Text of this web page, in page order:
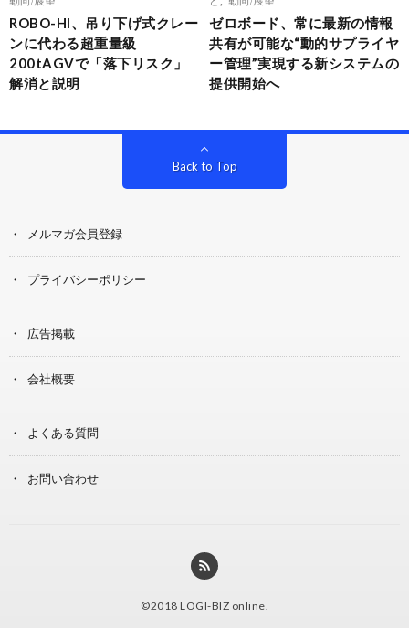
ROBO-HI、吊り下げ式クレー
ンに代わる超重量級
200tAGVで「落下リスク」
解消と説明
ゼロボード、常に最新の情報
共有が可能な“動的サプライヤ
ー管理”実現する新システムの
提供開始へ
Back to Top
メルマガ会員登録
プライバシーポリシー
広告掲載
会社概要
よくある質問
お問い合わせ
©2018 LOGI-BIZ online